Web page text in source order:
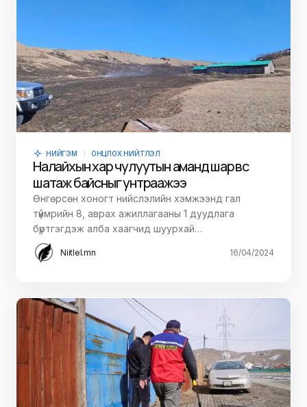
НИЙГЭМ ОНЦЛОХ НИЙТЛЭЛ
Налайхын хар чулуутын аманд шар өвс
шатаж байсныг унтраажээ
Өнгөрсөн хоногт нийслэлийн хэмжээнд гал
түймрийн 8, аврах ажиллагааны 1 дуудлага
бүртгэгдэж алба хаагчид шуурхай…
Niitlel.mn 16/04/2024